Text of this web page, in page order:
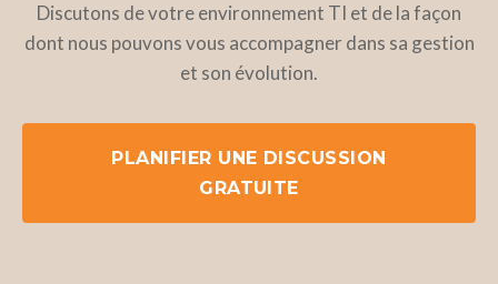
Discutons de votre environnement TI et de la façon
dont nous pouvons vous accompagner dans sa gestion
et son évolution.
PLANIFIER UNE DISCUSSION
GRATUITE